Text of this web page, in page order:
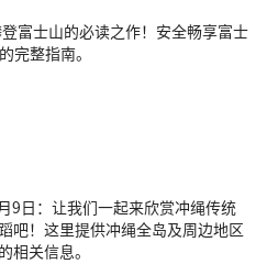
富士山的必读之作！安全畅享富士
完整指南。
9日：让我们一起来欣赏冲绳传统
吧！这里提供冲绳全岛及周边地区
相关信息。